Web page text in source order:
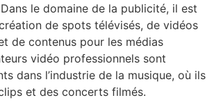
le domaine de la publicité, il est
de spots télévisés, de vidéos
de contenus pour les médias
vidéo professionnels sont
dans l’industrie de la musique, où ils
et des concerts filmés.